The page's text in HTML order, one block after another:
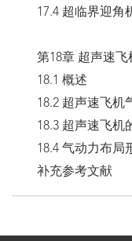
17.4 超临界迎角
第18章 超声速飞
18.1 概述
18.2 超声速飞机
18.3 超声速飞机
18.4 气动力布局
补充参考文献